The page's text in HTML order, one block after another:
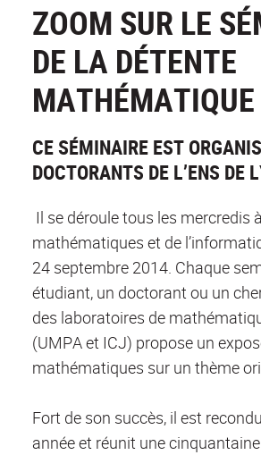
ZOOM SUR LE
DE LA DÉTENTE
MATHÉMATIQUE
CE SÉMINAIRE EST
DOCTORANTS DE L’ENS DE
Il se déroule tous les mercredis
mathématiques et de
24 septembre 2014. Chaque
étudiant, un doctorant ou un
des laboratoires de
(UMPA et ICJ) propose un
mathématiques sur un thème
Fort de son succès, il est
année et réunit une